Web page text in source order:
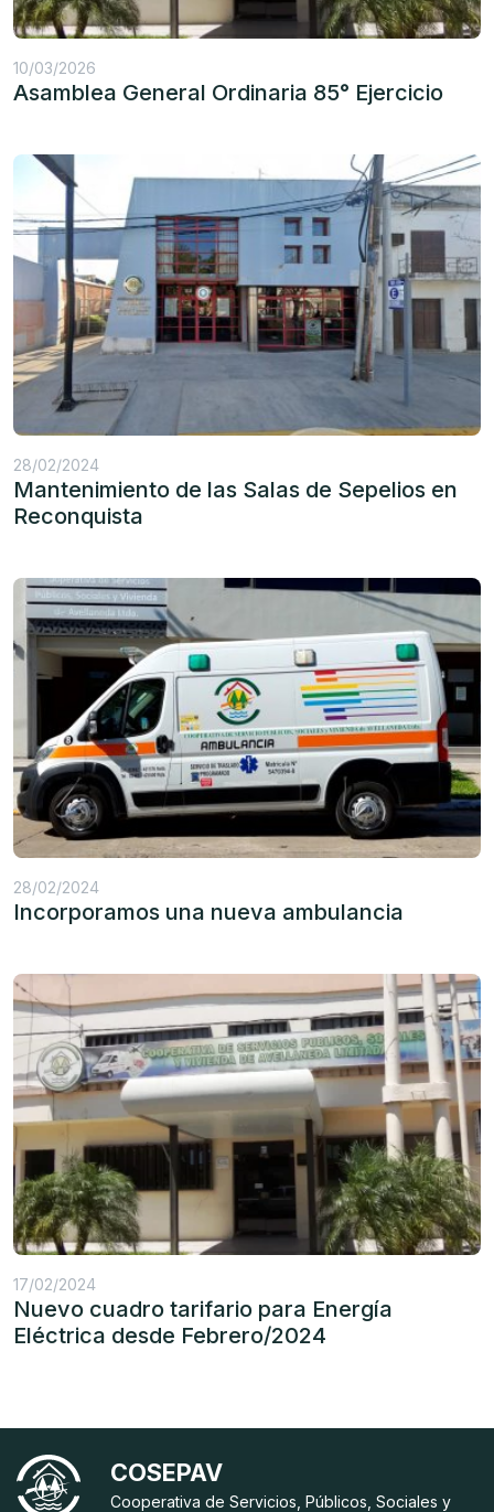
10/03/2026
Asamblea General Ordinaria 85° Ejercicio
28/02/2024
Mantenimiento de las Salas de Sepelios en
Reconquista
28/02/2024
Incorporamos una nueva ambulancia
17/02/2024
Nuevo cuadro tarifario para Energía
Eléctrica desde Febrero/2024
COSEPAV
Cooperativa de Servicios, Públicos, Sociales y